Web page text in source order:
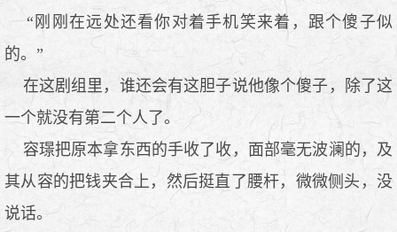
“刚刚在远处还看你对着手机笑来着，跟个傻子似
的。”
在这剧组里，谁还会有这胆子说他像个傻子，除了这
一个就没有第二个人了。
容璟把原本拿东西的手收了收，面部毫无波澜的，及
其从容的把钱夹合上，然后挺直了腰杆，微微侧头，没
说话。